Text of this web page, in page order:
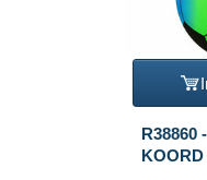
R38860